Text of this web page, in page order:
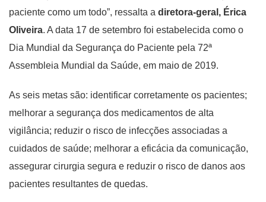
paciente como um todo”, ressalta a diretora-geral, Érica
Oliveira. A data 17 de setembro foi estabelecida como o
Dia Mundial da Segurança do Paciente pela 72ª
Assembleia Mundial da Saúde, em maio de 2019.
As seis metas são: identificar corretamente os pacientes;
melhorar a segurança dos medicamentos de alta
vigilância; reduzir o risco de infecções associadas a
cuidados de saúde; melhorar a eficácia da comunicação,
assegurar cirurgia segura e reduzir o risco de danos aos
pacientes resultantes de quedas.